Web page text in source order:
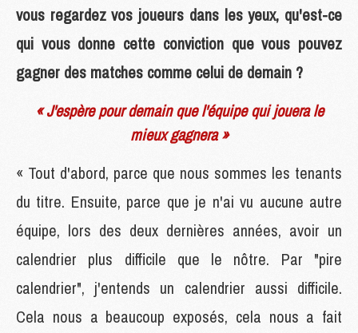
vous regardez vos joueurs dans les yeux, qu'est-ce
qui vous donne cette conviction que vous pouvez
gagner des matches comme celui de demain ?
« J'espère pour demain que l'équipe qui jouera le
mieux gagnera »
« Tout d'abord, parce que nous sommes les tenants
du titre. Ensuite, parce que je n'ai vu aucune autre
équipe, lors des deux dernières années, avoir un
calendrier plus difficile que le nôtre. Par "pire
calendrier", j'entends un calendrier aussi difficile.
Cela nous a beaucoup exposés, cela nous a fait